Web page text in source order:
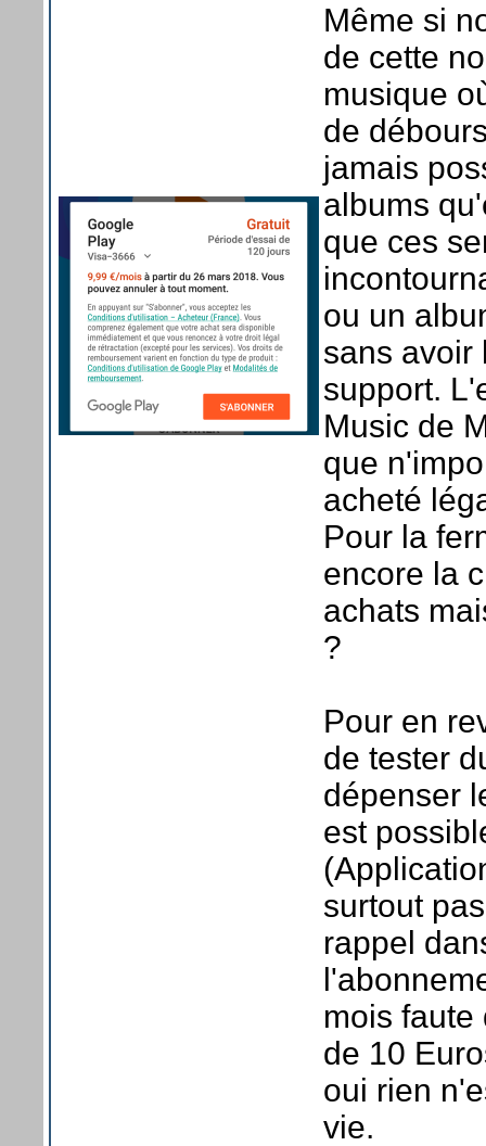
Même si
de cette
musique
de
jamais
albums
que ces
ou un
sans avoir
support.
Music de
que
acheté
Pour la
encore la
achats
?
Pour en
de tester
dépenser
est
surtout
rappel
mois
de 10
oui rien
vie.